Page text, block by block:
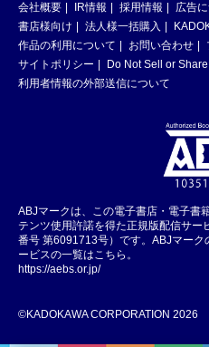
会社概要 IR情報 採用情報 広告
書店様向け
法人様一括購入
作品の利用について
お問い合わせ
サイトポリシー
Do Not Sell or
利用者情報の外部送信について
ABJマークは、この電子書店・電子書
テンツ使用許諾を得た正規版配信サー
番号 第6091713号）です。ABJマー
ービスの一覧はこちら。
https://aebs.or.jp/
©KADOKAWA CORPORATION 2026